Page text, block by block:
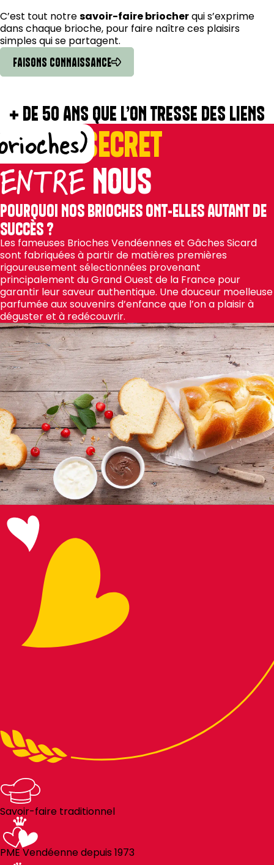
C’est tout notresavoir-faire briocherqui s’exprime
dans chaque brioche, pour faire naître ces plaisirs
simples qui se partagent.
FAISONS CONNAISSANCE
+ DE 50 ANS QUE L’ON TRESSE DES LIENS
PAS DESECRET
ENTRE NOUS
POURQUOI NOS BRIOCHES ONT-ELLES AUTANT DE
SUCCÈS ?
Les fameuses Brioches Vendéennes et Gâches Sicard
sont fabriquées à partir de matières premières
rigoureusement sélectionnées provenant
principalement du Grand Ouest de la France pour
garantir leur saveur authentique. Une douceur moelleuse
parfumée aux souvenirs d’enfance que l’on a plaisir à
déguster et à redécouvrir.
Savoir-faire traditionnel
PME Vendéenne depuis 1973